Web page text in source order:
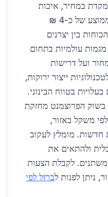
במחיר, איכות
ושירות לוגיסטי. המחיר הממוצע של כ-4 ₪
בין יצרנים
מגמות עולמיות בתחום
ועל דרישות
ייצור ירוקות,
בטווח הבינוני.
צמיחה שנתי של כ-9.2% בשוק הפרוצמנט מחזקת
משקל באזור,
חדשות. מומלץ לעקוב
ולהתאים את
לקבלת הצעות
ניתן לפנות לברזל לפי